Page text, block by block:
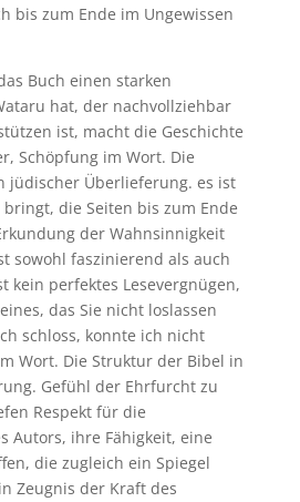
bis zum Ende im Ungewissen
Buch einen starken
hat, der nachvollziehbar
ist, macht die Geschichte
Schöpfung im Wort. Die
jüdischer Überlieferung. es ist
bringt, die Seiten bis zum Ende
der Wahnsinnigkeit
sowohl faszinierend als auch
kein perfektes Lesevergnügen,
das Sie nicht loslassen
schloss, konnte ich nicht
Wort. Die Struktur der Bibel in
Gefühl der Ehrfurcht zu
Respekt für die
Autors, ihre Fähigkeit, eine
die zugleich ein Spiegel
Zeugnis der Kraft des